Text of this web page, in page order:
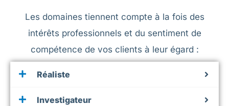
Les domaines tiennent compte à la fois des
intérêts professionnels et du sentiment de
compétence de vos clients à leur égard :
Réaliste
Investigateur